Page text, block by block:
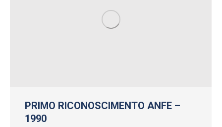
PRIMO RICONOSCIMENTO ANFE –
1990